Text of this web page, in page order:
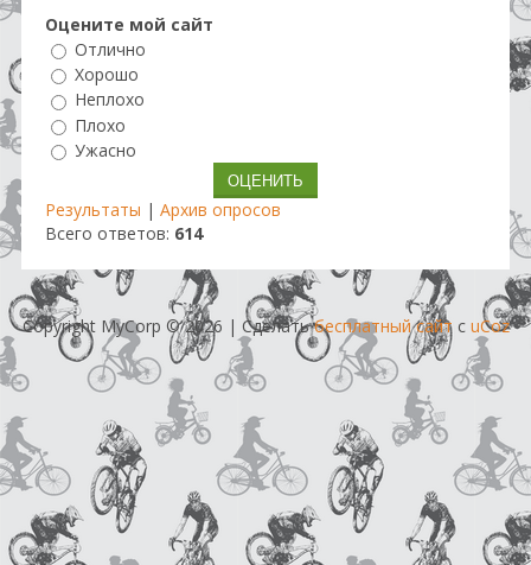
Оцените мой сайт
Отлично
Хорошо
Неплохо
Плохо
Ужасно
Результаты | Архив опросов
Всего ответов: 614
Copyright MyCorp © 2026 | Сделатьбесплатный сайтс uCoz